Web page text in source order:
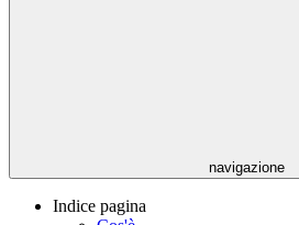
navigazione
Indice pagina